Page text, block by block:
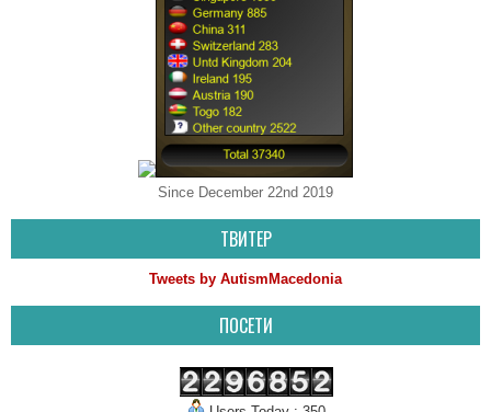
Since December 22nd 2019
ТВИТЕР
Tweets by AutismMacedonia
ПОСЕТИ